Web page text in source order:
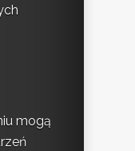
mogą